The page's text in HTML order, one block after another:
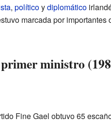
, políticoydiplomático
marcada por importantes
ministro
Fine Gael obtuvo 65